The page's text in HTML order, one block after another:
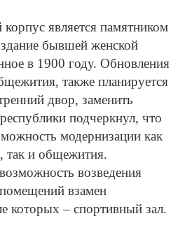
является памятником
бывшей женской
в 1900 году. Обновления
также планируется
двор, заменить
подчеркнул, что
модернизации как
так и общежития.
возведения
взамен
которых – спортивный зал.